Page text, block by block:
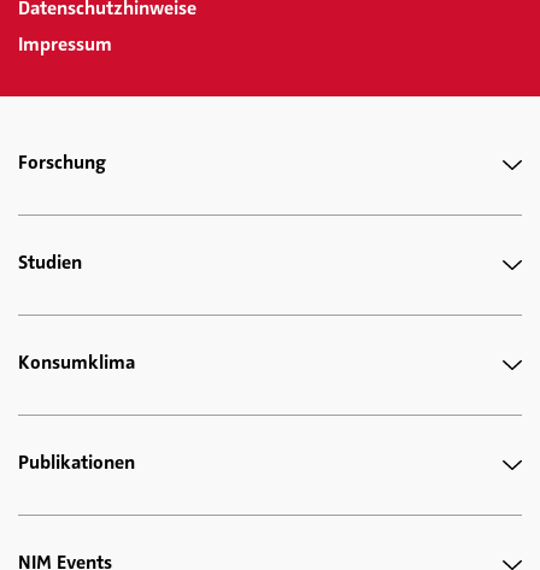
Datenschutzhinweise
Impressum
Forschung
Studien
Konsumklima
Publikationen
NIM Events